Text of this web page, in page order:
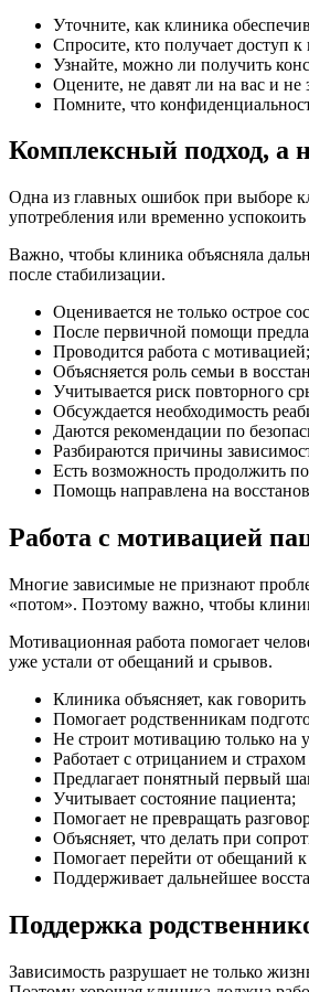
Уточните, как клиника
Спросите, кто получает доступ
Узнайте, можно ли получить
Оцените, не давят ли на вас и не
Помните, что
Комплексный подход, а
Одна из главных ошибок при выборе
употребления или временно
Важно, чтобы клиника объясняла
после стабилизации.
Оценивается не только острое
После первичной помощи
Проводится работа с мотивацией;
Объясняется роль семьи в
Учитывается риск повторного
Обсуждается необходимость
Даются рекомендации по
Разбираются причины
Есть возможность продолжить
Помощь направлена на
Работа с мотивацией
Многие зависимые не признают
«потом». Поэтому важно, чтобы
Мотивационная работа помогает
уже устали от обещаний и срывов.
Клиника объясняет, как
Помогает родственникам
Не строит мотивацию только на
Работает с отрицанием и
Предлагает понятный первый
Учитывает состояние пациента;
Помогает не превращать
Объясняет, что делать при
Помогает перейти от обещаний
Поддерживает дальнейшее
Поддержка
Зависимость разрушает не только